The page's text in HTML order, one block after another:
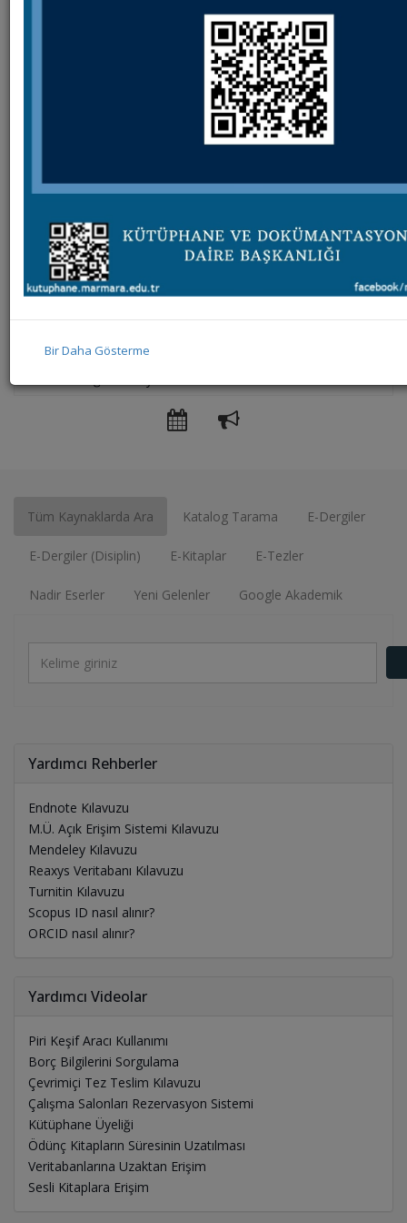
Kütüphanemiz 2022 Yılı Mekanda Erişim Turuncu
Bayrak Ödüllüdür.
Cambridge University Press Oku & Yayımla Eğitimleri
Web of Science - InCites - ProQuest Veri Tabanları
STATdx Kullanıcı Eğitimi
Springer Açık Erişim - Ulakbim Seminerleri
Scopus Eğitimleri
Clinical Key - UpToDate - UpToDate Lexidrug Veri
Complete Anatomy Kullanıcı Eğitimi Duyurusu
Deneme erişimine açılan veritabanlarına erişmek için
Tüm Kaynaklarda Ara Katalog Tarama E-Dergiler
E-Dergiler (Disiplin) E-Kitaplar E-Tezler
Nadir Eserler Yeni Gelenler Google Akademik
Yardımcı Rehberler
Endnote Kılavuzu
M.Ü. Açık Erişim Sistemi Kılavuzu
Mendeley Kılavuzu
Reaxys Veritabanı Kılavuzu
Turnitin Kılavuzu
Scopus ID nasıl alınır?
ORCID nasıl alınır?
Yardımcı Videolar
Piri Keşif Aracı Kullanımı
Borç Bilgilerini Sorgulama
Çevrimiçi Tez Teslim Kılavuzu
Çalışma Salonları Rezervasyon Sistemi
Kütüphane Üyeliği
Ödünç Kitapların Süresinin Uzatılması
Veritabanlarına Uzaktan Erişim
Sesli Kitaplara Erişim
Bir Daha Gösterme